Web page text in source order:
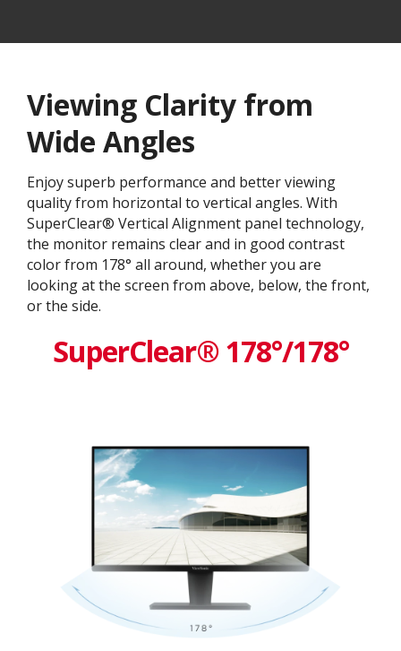
Viewing Clarity from
Wide Angles
Enjoy superb performance and better viewing
quality from horizontal to vertical angles. With
SuperClear® Vertical Alignment panel technology,
the monitor remains clear and in good contrast
color from 178° all around, whether you are
looking at the screen from above, below, the front,
or the side.
SuperClear® 178°/178°